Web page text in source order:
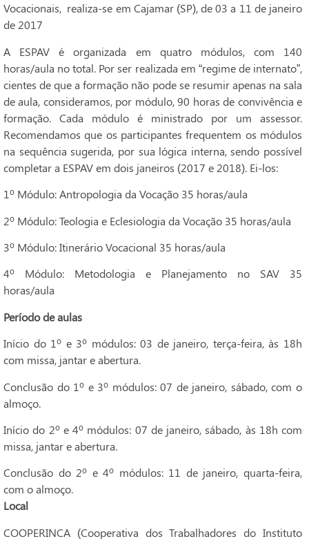
Vocacionais, realiza-se em Cajamar (SP), de 03 a 11 de janeiro
de 2017
A ESPAV é organizada em quatro módulos, com 140
horas/aula no total. Por ser realizada em “regime de internato”,
cientes de que a formação não pode se resumir apenas na sala
de aula, consideramos, por módulo, 90 horas de convivência e
formação. Cada módulo é ministrado por um assessor.
Recomendamos que os participantes frequentem os módulos
na sequência sugerida, por sua lógica interna, sendo possível
completar a ESPAV em dois janeiros (2017 e 2018). Ei-los:
1º Módulo: Antropologia da Vocação 35 horas/aula
2º Módulo: Teologia e Eclesiologia da Vocação 35 horas/aula
3º Módulo: Itinerário Vocacional 35 horas/aula
4º Módulo: Metodologia e Planejamento no SAV 35
horas/aula
Período de aulas
Início do 1º e 3º módulos: 03 de janeiro, terça-feira, às 18h
com missa, jantar e abertura.
Conclusão do 1º e 3º módulos: 07 de janeiro, sábado, com o
almoço.
Início do 2º e 4º módulos: 07 de janeiro, sábado, às 18h com
missa, jantar e abertura.
Conclusão do 2º e 4º módulos: 11 de janeiro, quarta-feira,
com o almoço.
Local
COOPERINCA (Cooperativa dos Trabalhadores do Instituto